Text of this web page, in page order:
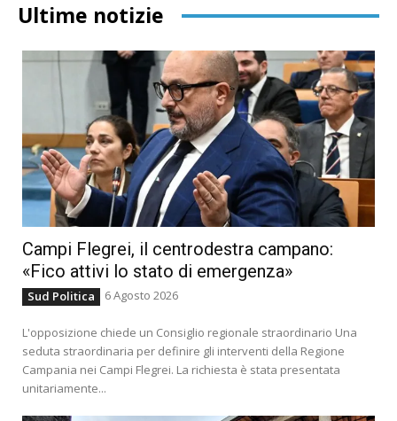
Ultime notizie
Campi Flegrei, il centrodestra campano:
«Fico attivi lo stato di emergenza»
Sud Politica 6 Agosto 2026
L'opposizione chiede un Consiglio regionale straordinario Una
seduta straordinaria per definire gli interventi della Regione
Campania nei Campi Flegrei. La richiesta è stata presentata
unitariamente...